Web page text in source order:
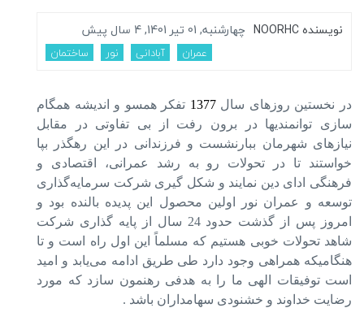
نویسندهNOORHC چهارشنبه, 01 تیر 1401, 4 سال پیش
عمران آبادانی نور ساختمان
در نخستین روزهای سال1377 تفکر همسو و اندیشه همگام
سازی توانمندیها در برون رفت از بی تفاوتی در مقابل
نیازهای شهرمان ببارنشست و فرزندانی در این رهگذر بپا
خواستند تا در تحولات رو به رشد عمرانی، اقتصادی و
فرهنگی ادای دین نمایند و شکل گیری شرکت سرمایه‌گذاری
توسعه و عمران نور اولین محصول این پدیده بالنده بود و
امروز پس از گذشت حدود 24 سال از پایه گذاری شرکت
شاهد تحولات خوبی هستیم که مسلماً این اول راه است و تا
هنگامیکه همراهی وجود دارد طی طریق ادامه می‌یابد و امید
است توفیقات الهی ما را به هدفی رهنمون سازد که مورد
رضایت خداوند و خشنودی سهامداران باشد .